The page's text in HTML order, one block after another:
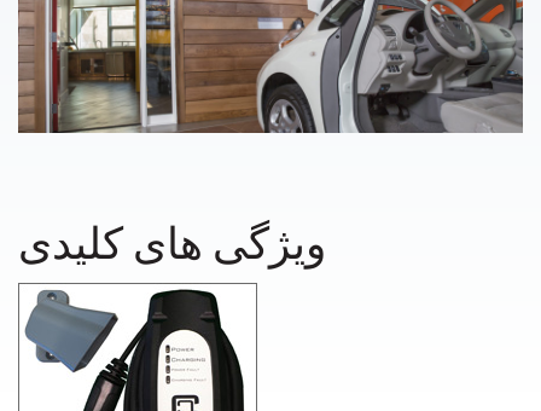
ویژگی های کلیدی